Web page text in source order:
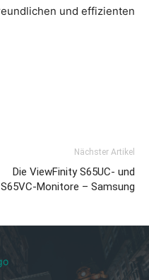
und effizienten
Nächster Artikel
Die ViewFinity S65UC- und
S65VC-Monitore – Samsung